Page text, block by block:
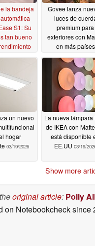
la bandeja
S1: Su
tan bueno
2026
Govee lanza
luces de
premium para
exteriores con
en más países
03/28/2026
un nuevo
hogar
03/19/2026
La nueva lámpara
de IKEA con
está disponible
EE.UU 03/19/
Show more
original article: Polly
on Notebookchecksince